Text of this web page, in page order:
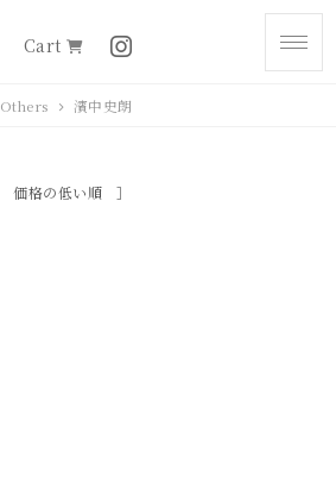
Cart
Others 濱中史朗
価格の低い順